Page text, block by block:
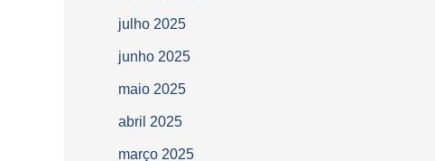
julho 2025
junho 2025
maio 2025
abril 2025
março 2025